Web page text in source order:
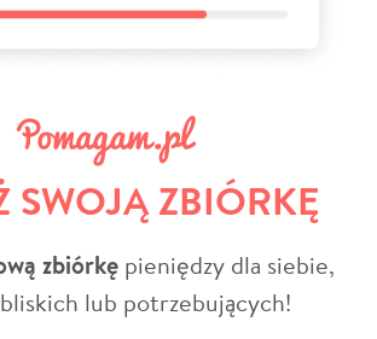
SWOJĄ ZBIÓRKĘ
zbiórkę pieniędzy dla siebie,
lub potrzebujących!